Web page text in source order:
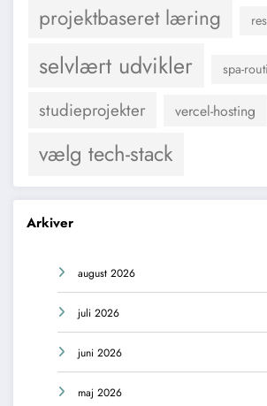
projektbaseret læring
selvlært udvikler spa-
studieprojekter vercel-hosting
vælg tech-stack
Arkiver
august 2026
juli 2026
juni 2026
maj 2026